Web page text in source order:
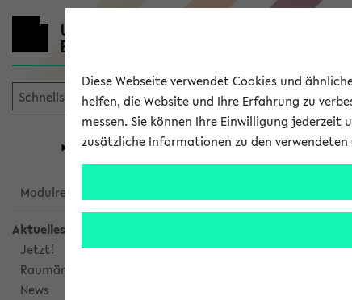
Universität Forschung
eKVV
Modulrecherche
Aktuelles
Jetzt!
Raumänderungen
News
Das eKVV bietet Ihnen
Diese Webseite verwendet Cookies und
helfen, die Website und Ihre Erfahrung zu
messen. Sie können Ihre Einwilligung jederzeit
zusätzliche Informationen zu den verwendeten